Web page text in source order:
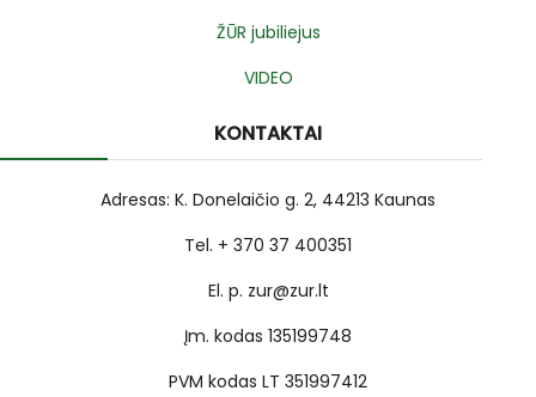
ŽŪR jubiliejus
VIDEO
KONTAKTAI
Adresas: K. Donelaičio g. 2, 44213 Kaunas
Tel. + 370 37 400351
El. p. zur@zur.lt
Įm. kodas 135199748
PVM kodas LT 351997412